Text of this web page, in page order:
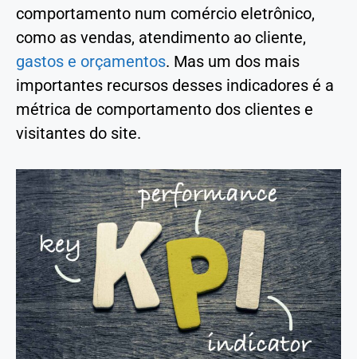
comportamento num comércio eletrônico,
como as vendas, atendimento ao cliente,
gastos e orçamentos. Mas um dos mais
importantes recursos desses indicadores é a
métrica de comportamento dos clientes e
visitantes do site.